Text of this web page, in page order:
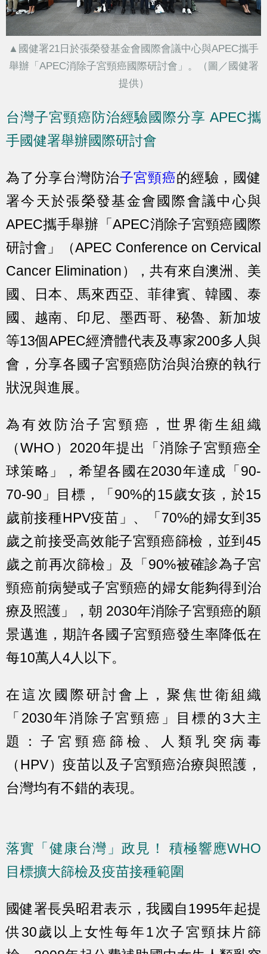
▲國健署21日於張榮發基金會國際會議中心與APEC攜手
舉辦「APEC消除子宮頸癌國際研討會」。（圖／國健署
提供）
台灣子宮頸癌防治經驗國際分享 APEC攜
手國健署舉辦國際研討會
為了分享台灣防治子宮頸癌的經驗，國健
署今天於張榮發基金會國際會議中心與
APEC攜手舉辦「APEC消除子宮頸癌國際
研討會」（APEC Conference on Cervical
Cancer Elimination），共有來自澳洲、美
國、日本、馬來西亞、菲律賓、韓國、泰
國、越南、印尼、墨西哥、秘魯、新加坡
等13個APEC經濟體代表及專家200多人與
會，分享各國子宮頸癌防治與治療的執行
狀況與進展。
為有效防治子宮頸癌，世界衛生組織
（WHO）2020年提出「消除子宮頸癌全
球策略」，希望各國在2030年達成「90-
70-90」目標，「90%的15歲女孩，於15
歲前接種HPV疫苗」、「70%的婦女到35
歲之前接受高效能子宮頸癌篩檢，並到45
歲之前再次篩檢」及「90%被確診為子宮
頸癌前病變或子宮頸癌的婦女能夠得到治
療及照護」，朝 2030年消除子宮頸癌的願
景邁進，期許各國子宮頸癌發生率降低在
每10萬人4人以下。
在這次國際研討會上，聚焦世衛組織
「2030年消除子宮頸癌」目標的3大主
題：子宮頸癌篩檢、人類乳突病毒
（HPV）疫苗以及子宮頸癌治療與照護，
台灣均有不錯的表現。
落實「健康台灣」政見！ 積極響應WHO
目標擴大篩檢及疫苗接種範圍
國健署長吳昭君表示，我國自1995年起提
供30歲以上女性每年1次子宮頸抹片篩